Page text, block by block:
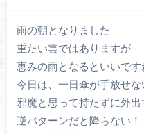
雨の朝となりました
重たい雲ではありますが
恵みの雨となるといいです
今日は、一日傘が手放せな
邪魔と思って持たずに外
逆パターンだと降らない！